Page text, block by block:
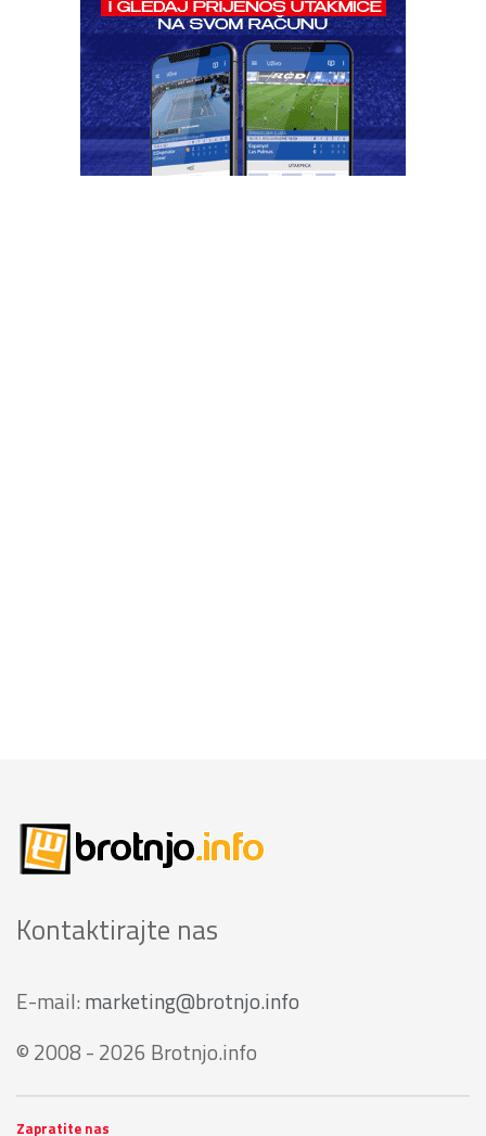
Kontaktirajte nas
E-mail: marketing@brotnjo.info
© 2008 - 2026 Brotnjo.info
Zapratite nas